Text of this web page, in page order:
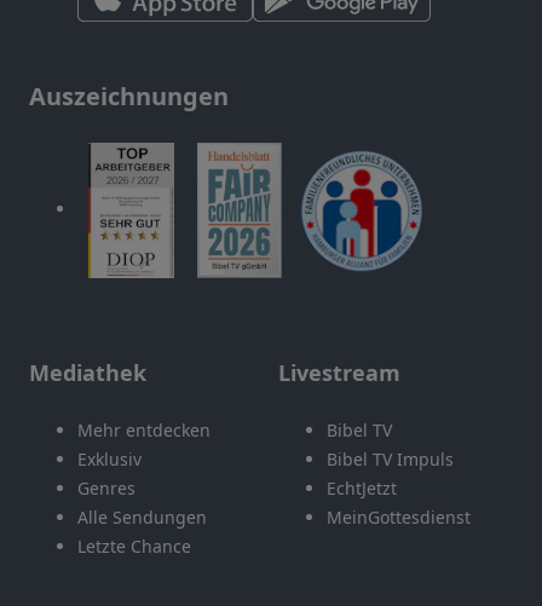
Auszeichnungen
Mediathek
Mehr entdecken
Exklusiv
Genres
Alle Sendungen
Letzte Chance
Livestream
Bibel TV
Bibel TV Impuls
EchtJetzt
MeinGottesdienst